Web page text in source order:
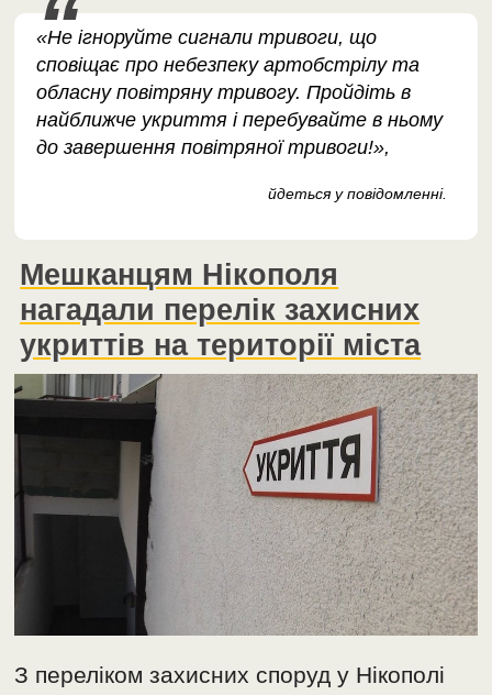
«Не ігноруйте сигнали тривоги, що
сповіщає про небезпеку артобстрілу та
обласну повітряну тривогу. Пройдіть в
найближче укриття і перебувайте в ньому
до завершення повітряної тривоги!»,
йдеться у повідомленні.
Мешканцям Нікополя
нагадали перелік захисних
укриттів на території міста
З переліком захисних споруд у Нікополі